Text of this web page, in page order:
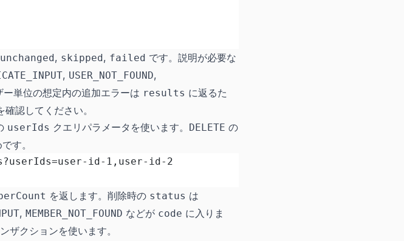
unchanged, skipped, failed です。説明が必要な
, USER_NOT_FOUND,
単位の想定内の追加エラーは results に返るた
認してください。
userIds クエリパラメータを使います。 DELETE の
す。
id-1,user-id-2
を返します。削除時の status は
, MEMBER_NOT_FOUND などが code に入りま
ザクションを使います。